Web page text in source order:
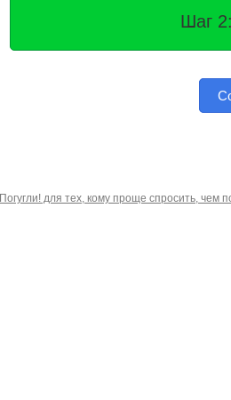
Шаг
Погугли! для тех, кому проще спросить, чем